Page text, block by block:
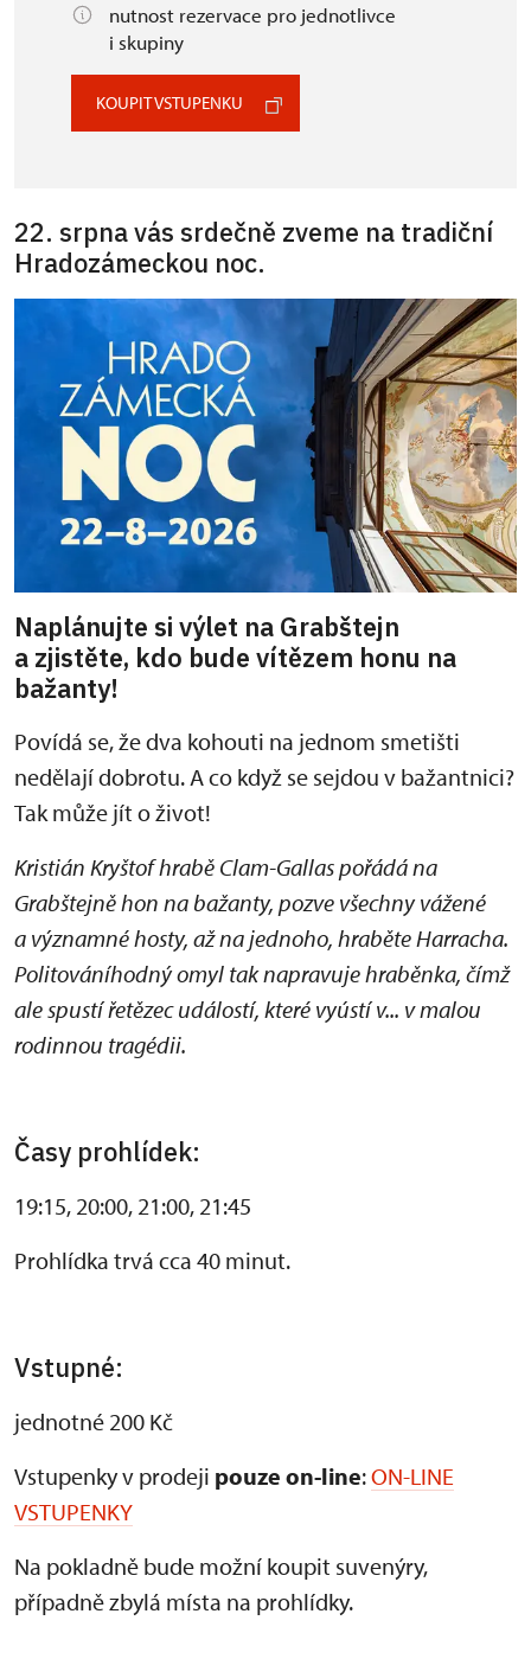
nutnost rezervace pro jednotlivce
i skupiny
KOUPIT VSTUPENKU
22. srpna vás srdečně zveme na tradiční
Hradozámeckou noc.
Naplánujte si výlet na Grabštejn
a zjistěte, kdo bude vítězem honu na
bažanty!
Povídá se, že dva kohouti na jednom smetišti
nedělají dobrotu. A co když se sejdou v bažantnici?
Tak může jít o život!
Kristián Kryštof hrabě Clam-Gallas pořádá na
Grabštejně hon na bažanty, pozve všechny vážené
a významné hosty, až na jednoho, hraběte Harracha.
Politováníhodný omyl tak napravuje hraběnka, čímž
ale spustí řetězec událostí, které vyústí v... v malou
rodinnou tragédii.
Časy prohlídek:
19:15, 20:00, 21:00, 21:45
Prohlídka trvá cca 40 minut.
Vstupné:
jednotné 200 Kč
Vstupenky v prodeji pouze on-line:ON-LINE
VSTUPENKY
Na pokladně bude možní koupit suvenýry,
případně zbylá místa na prohlídky.